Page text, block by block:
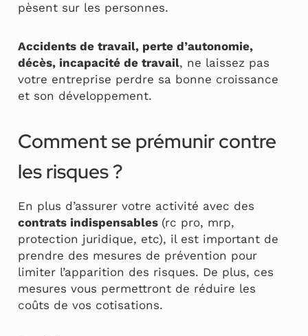
pèsent sur les personnes.
Accidents de travail, perte d’autonomie,
décès, incapacité de travail, ne laissez pas
votre entreprise perdre sa bonne croissance
et son développement.
Comment se prémunir contre
les risques ?
En plus d’assurer votre activité avec des
contrats indispensables (rc pro, mrp,
protection juridique, etc), il est important de
prendre des mesures de prévention pour
limiter l’apparition des risques. De plus, ces
mesures vous permettront de réduire les
coûts de vos cotisations.